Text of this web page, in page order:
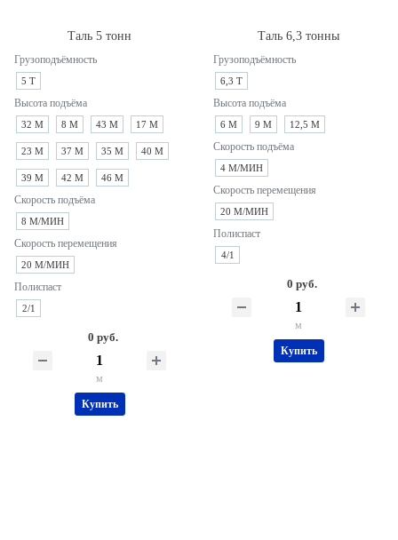
Таль 5 тонн
Грузоподъёмность
5 Т
Высота подъёма
32 М 8 М 43 М 17 М
23 М 37 М 35 М 40 М
39 М 42 М 46 М
Скорость подъёма
8 М/МИН
Скорость перемещения
20 М/МИН
Полиспаст
2/1
0 руб.
м
Купить
Таль 6,3 тонны
Грузоподъёмность
6,3 Т
Высота подъёма
6 М 9 М 12,5 М
Скорость подъёма
4 М/МИН
Скорость перемещения
20 М/МИН
Полиспаст
4/1
0 руб.
м
Купить